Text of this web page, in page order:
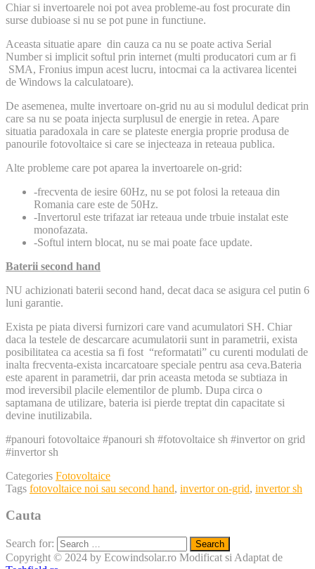
Chiar si invertoarele noi pot avea probleme-au fost procurate din
surse dubioase si nu se pot pune in functiune.
Aceasta situatie apare din cauza ca nu se poate activa Serial
Number si implicit softul prin internet (multi producatori cum ar fi
SMA, Fronius impun acest lucru, intocmai ca la activarea licentei
de Windows la calculatoare).
De asemenea, multe invertoare on-grid nu au si modulul dedicat prin
care sa nu se poata injecta surplusul de energie in retea. Apare
situatia paradoxala in care se plateste energia proprie produsa de
panourile fotovoltaice si care se injecteaza in reteaua publica.
Alte probleme care pot aparea la invertoarele on-grid:
-frecventa de iesire 60Hz, nu se pot folosi la reteaua din
Romania care este de 50Hz.
-Invertorul este trifazat iar reteaua unde trbuie instalat este
monofazata.
-Softul intern blocat, nu se mai poate face update.
Baterii second hand
NU achizionati baterii second hand, decat daca se asigura cel putin 6
luni garantie.
Exista pe piata diversi furnizori care vand acumulatori SH. Chiar
daca la testele de descarcare acumulatorii sunt in parametrii, exista
posibilitatea ca acestia sa fi fost “reformatati” cu curenti modulati de
inalta frecventa-exista incarcatoare speciale pentru asa ceva.Bateria
este aparent in parametrii, dar prin aceasta metoda se subtiaza in
mod ireversibil placile elementilor de plumb. Dupa circa o
saptamana de utilizare, bateria isi pierde treptat din capacitate si
devine inutilizabila.
#panouri fotovoltaice #panouri sh #fotovoltaice sh #invertor on grid
#invertor sh
Categories Fotovoltaice
Tags fotovoltaice noi sau second hand, invertor on-grid, invertor sh
Cauta
Search for:
Copyright © 2024 by Ecowindsolar.ro Modificat si Adaptat de